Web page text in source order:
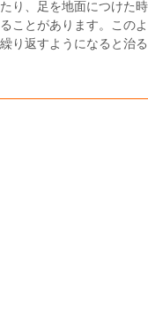
り、足を地面につけた時
ことがあります。この
り返すようになると治